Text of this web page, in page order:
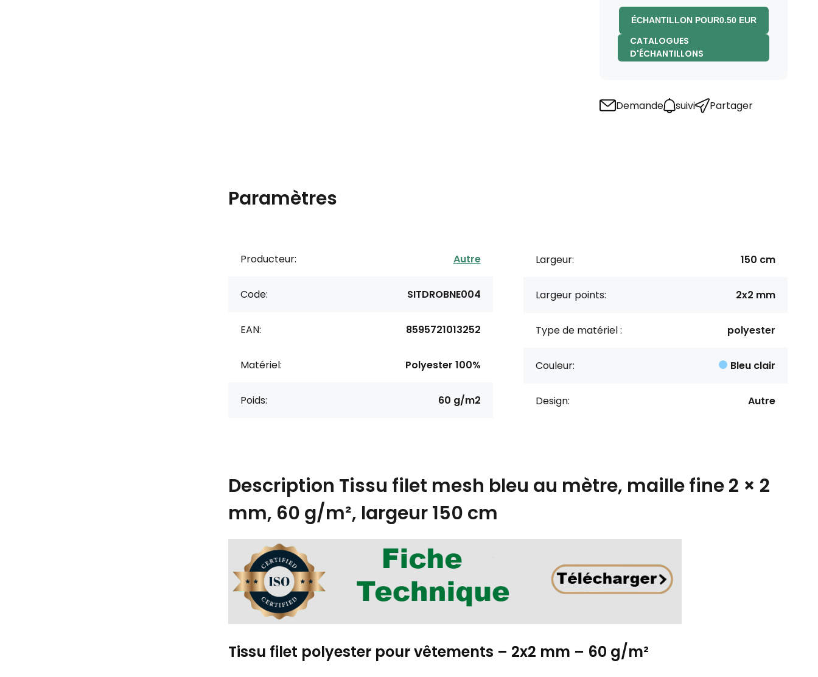
ÉCHANTILLON POUR0.50 EUR
CATALOGUES
D'ÉCHANTILLONS
Demande suivi Partager
Paramètres
Producteur: Autre
Code: SITDROBNE004
EAN: 8595721013252
Matériel: Polyester 100%
Poids: 60 g/m2
Largeur: 150 cm
Largeur points: 2x2 mm
Type de matériel : polyester
Couleur: Bleu clair
Design: Autre
Description Tissu filet mesh bleu au mètre, maille fine 2 × 2
mm, 60 g/m², largeur 150 cm
Tissu filet polyester pour vêtements – 2x2 mm – 60 g/m²